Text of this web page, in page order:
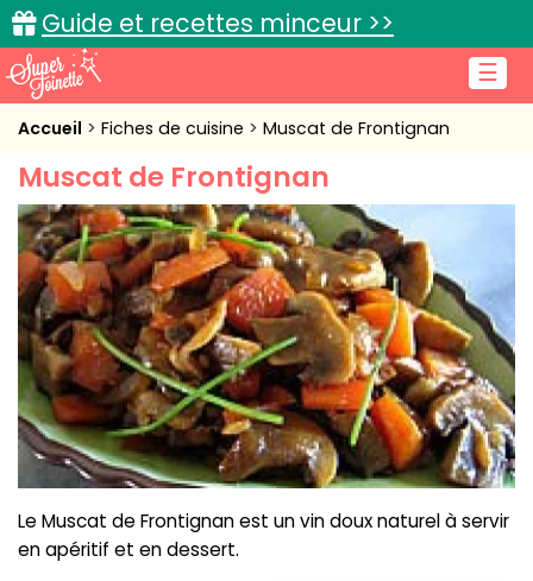
☰
Guide et recettes minceur >>
Accueil
Recettes de cuisine
Cuisine pratique
L'actu cuisine
Connexion
Accueil Fiches de cuisine Muscat de Frontignan
Muscat de Frontignan
Le Muscat de Frontignan est un vin doux naturel à servir
en apéritif et en dessert.